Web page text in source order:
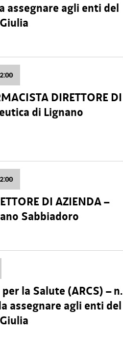
assegnare agli enti del
DIRETTORE DI
di Lignano
DI AZIENDA –
Sabbiadoro
la Salute (ARCS) – n.
assegnare agli enti del